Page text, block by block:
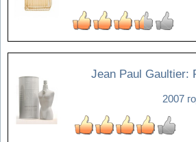
Jean Paul Gaultier:
2007